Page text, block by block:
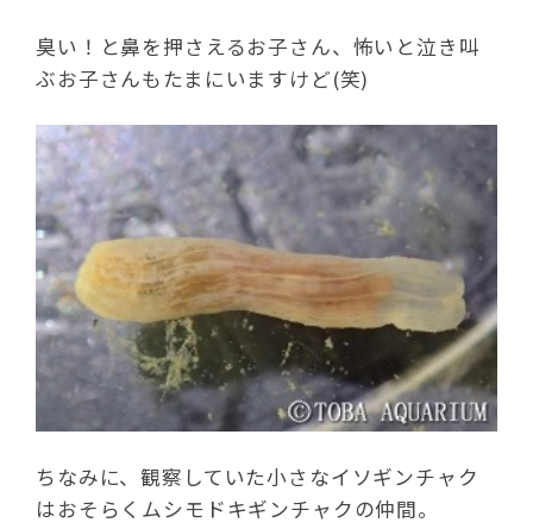
臭い！と鼻を押さえるお子さん、怖いと泣き叫
ぶお子さんもたまにいますけど(笑)
ちなみに、観察していた小さなイソギンチャク
はおそらくムシモドキギンチャクの仲間。